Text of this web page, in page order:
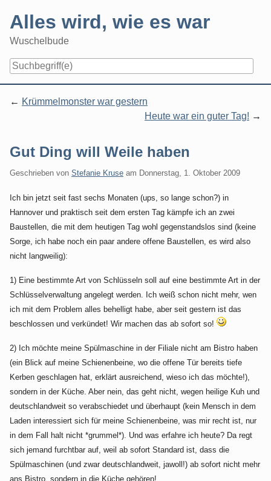
content
Alles wird, wie es war
Wuschelbude
Krümmelmonster war gestern
Heute war ein guter Tag!
Gut Ding will Weile haben
Geschrieben von Stefanie Kruse am Donnerstag, 1. Oktober 2009
Ich bin jetzt seit fast sechs Monaten (ups, so lange schon?) in
Hannover und praktisch seit dem ersten Tag kämpfe ich an zwei
Baustellen, die mit dem heutigen Tag wohl gegenstandslos sind (keine
Sorge, ich habe noch ein paar andere offene Baustellen, es wird also
nicht langweilig):
1) Eine bestimmte Art von Schlüsseln soll auf eine bestimmte Art in der
Schlüsselverwaltung angelegt werden. Ich weiß schon nicht mehr, wen
ich mit dem Problem alles behelligt habe, aber seit gestern ist das
beschlossen und verkündet! Wir machen das ab sofort so!
2) Ich möchte meine Spülmaschine in der Filiale nicht am Bistro haben
(ein Blick auf meine Schienenbeine, wo die offene Tür bereits tiefe
Kerben geschlagen hat, erklärt ausreichend, wieso ich das möchte!),
sondern in der Küche. Aber nein, das geht nicht, wegen heilige Kuh und
deutschlandweit so verabschiedet und überhaupt (kein Mensch in dem
Laden interessiert sich für meine Schienenbeine, was mir recht ist, nur
in dem Fall halt nicht *grummel*). Und was erfahre ich heute? Da regt
sich jemand furchtbar auf, weil ab sofort Standard ist, dass die
Spülmaschinen (und zwar deutschlandweit, jawoll!) ab sofort nicht mehr
ans Bistro, sondern in die Küche gehören!